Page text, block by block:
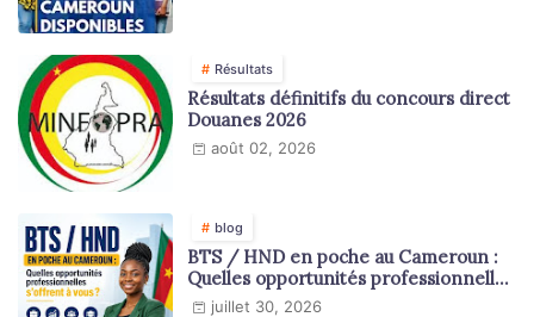
Résultats
Résultats définitifs du concours direct
Douanes 2026
août 02, 2026
blog
BTS / HND en poche au Cameroun :
Quelles opportunités professionnelles
s'offrent à vous ?
juillet 30, 2026